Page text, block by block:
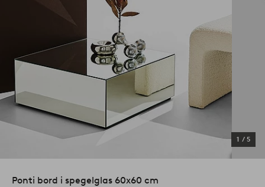
1 / 5
Ponti bord i spegelglas 60x60 cm